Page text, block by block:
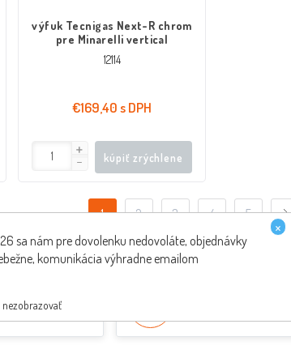
výfuk Tecnigas Next-R chrom
pre Minarelli vertical
12114
€169,40 s DPH
kúpiť zrýchlene
1 2 3 4 5
200€
×
sa nám pre dovolenku nedovoláte, objednávky
komunikácia výhradne emailom